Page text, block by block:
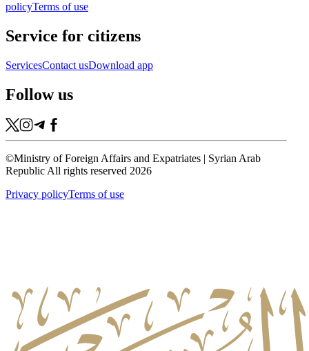
policyTerms of use
Service for citizens
ServicesContact usDownload app
Follow us
©Ministry of Foreign Affairs and Expatriates | Syrian Arab
Republic All rights reserved 2026
Privacy policyTerms of use